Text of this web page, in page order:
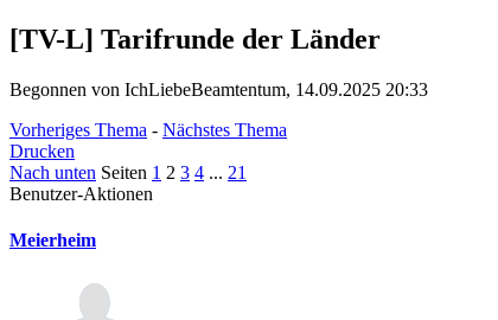
[TV-L] Tarifrunde der Länder
Begonnen von IchLiebeBeamtentum, 14.09.2025 20:33
Vorheriges Thema - Nächstes Thema
Drucken
Nach unten Seiten 1 2 3 4 ... 21
Benutzer-Aktionen
Meierheim